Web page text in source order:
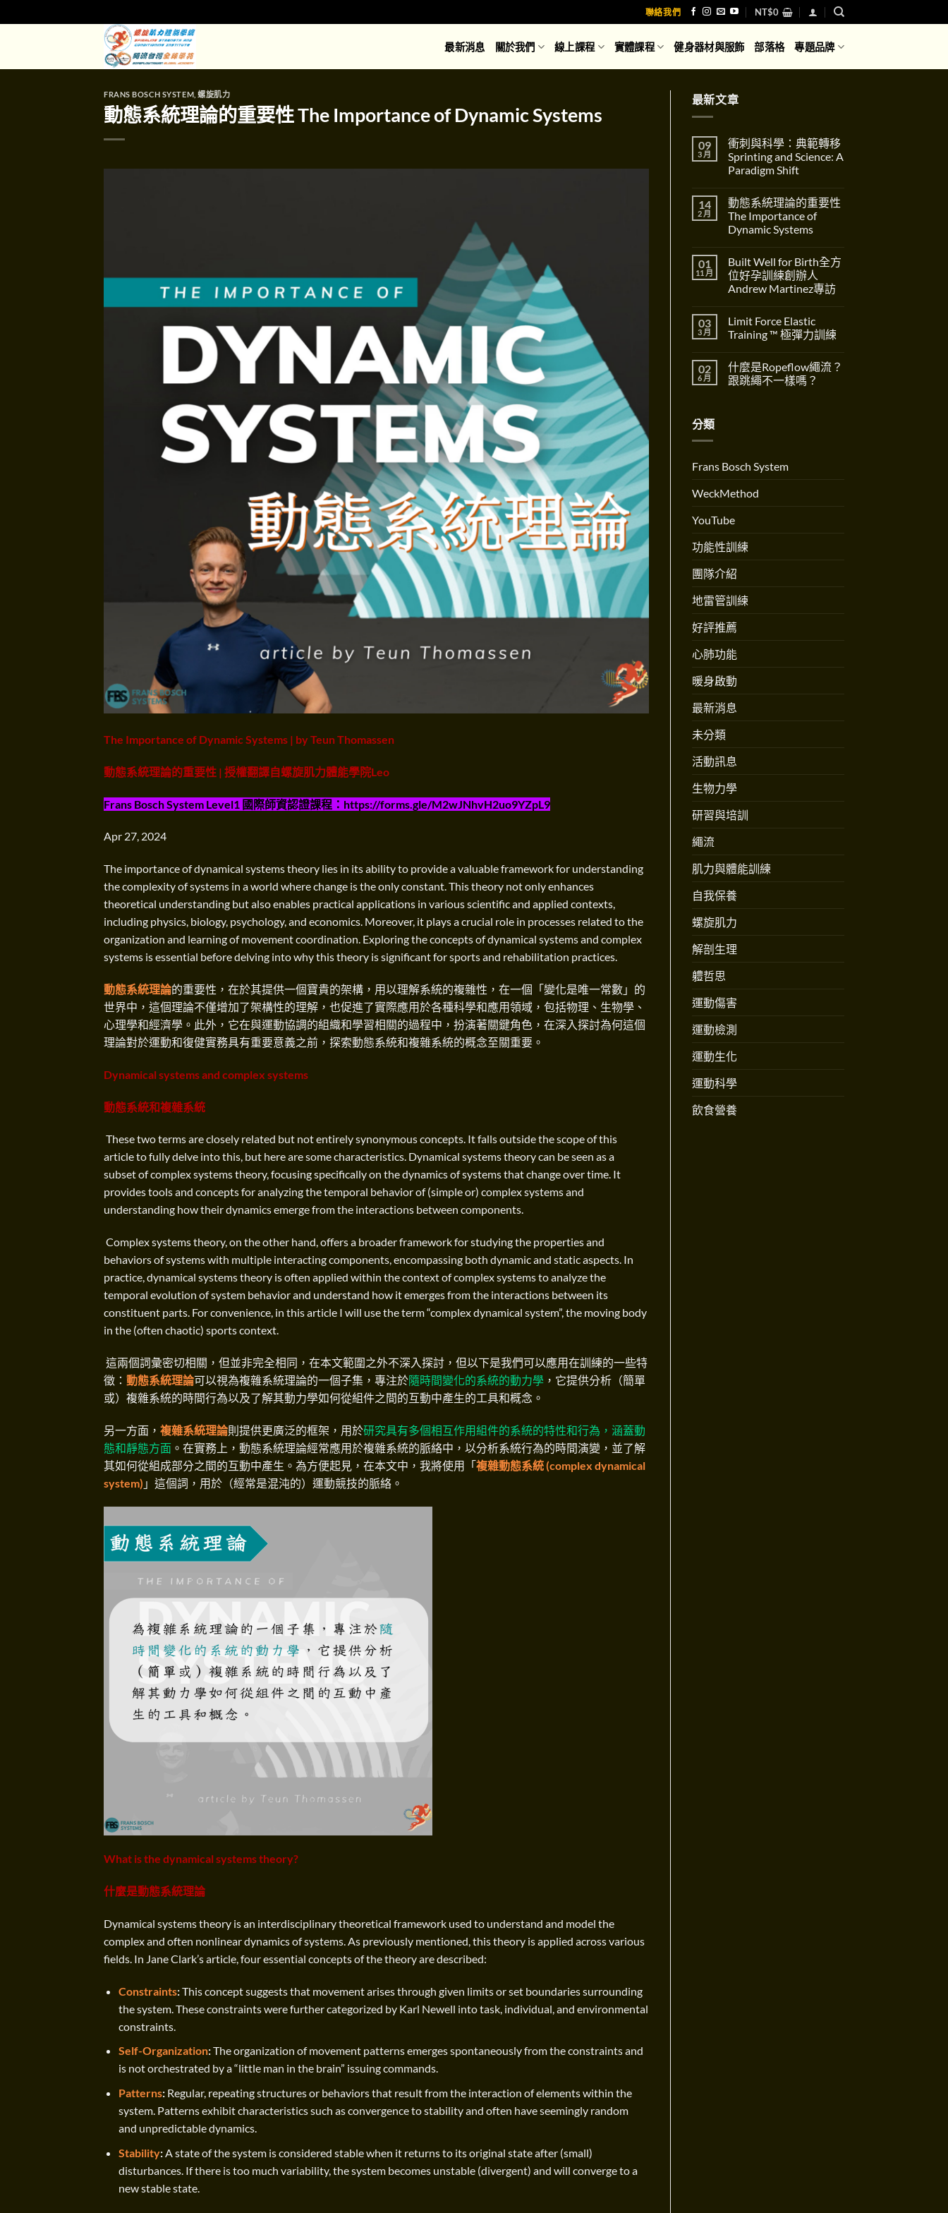
to
聯絡我們 NT$0
最新消息 關於我們 線上課程 實體課程 健身器材與服飾 部落格 專題品牌
FRANS BOSCH SYSTEM ,螺旋肌力
動態系統理論的重要性 The Importance of Dynamic Systems
The Importance of Dynamic Systems | by Teun Thomassen
動態系統理論的重要性 | 授權翻譯自螺旋肌力體能學院Leo
Frans Bosch System Level1 國際師資認證課程：https://forms.gle/M2wJNhvH2uo9YZpL9
Apr 27, 2024
The importance of dynamical systems theory lies in its ability to provide a valuable framework for understanding
the complexity of systems in a world where change is the only constant. This theory not only enhances
theoretical understanding but also enables practical applications in various scientific and applied contexts,
including physics, biology, psychology, and economics. Moreover, it plays a crucial role in processes related to the
organization and learning of movement coordination. Exploring the concepts of dynamical systems and complex
systems is essential before delving into why this theory is significant for sports and rehabilitation practices.
動態系統理論的重要性，在於其提供一個寶貴的架構，用以理解系統的複雜性，在一個「變化是唯一常數」的
世界中，這個理論不僅增加了架構性的理解，也促進了實際應用於各種科學和應用領域，包括物理、生物學、
心理學和經濟學。此外，它在與運動協調的組織和學習相關的過程中，扮演著關鍵角色，在深入探討為何這個
理論對於運動和復健實務具有重要意義之前，探索動態系統和複雜系統的概念至關重要。
Dynamical systems and complex systems
動態系統和複雜系統
These two terms are closely related but not entirely synonymous concepts. It falls outside the scope of this
article to fully delve into this, but here are some characteristics. Dynamical systems theory can be seen as a
subset of complex systems theory, focusing specifically on the dynamics of systems that change over time. It
provides tools and concepts for analyzing the temporal behavior of (simple or) complex systems and
understanding how their dynamics emerge from the interactions between components.
Complex systems theory, on the other hand, offers a broader framework for studying the properties and
behaviors of systems with multiple interacting components, encompassing both dynamic and static aspects. In
practice, dynamical systems theory is often applied within the context of complex systems to analyze the
temporal evolution of system behavior and understand how it emerges from the interactions between its
constituent parts. For convenience, in this article I will use the term “complex dynamical system”, the moving body
in the (often chaotic) sports context.
這兩個詞彙密切相關，但並非完全相同，在本文範圍之外不深入探討，但以下是我們可以應用在訓練的一些特
徵： 動態系統理論可以視為複雜系統理論的一個子集，專注於隨時間變化的系統的動力學 ，它提供分析（簡單
或）複雜系統的時間行為以及了解其動力學如何從組件之間的互動中產生的工具和概念。
另一方面， 複雜系統理論則提供更廣泛的框架，用於研究具有多個相互作用組件的系統的特性和行為，涵蓋動
態和靜態方面 。在實務上，動態系統理論經常應用於複雜系統的脈絡中，以分析系統行為的時間演變，並了解
其如何從組成部分之間的互動中產生。為方便起見，在本文中，我將使用「複雜動態系統 (complex dynamical
system) 」這個詞，用於（經常是混沌的）運動競技的脈絡。
What is the dynamical systems theory?
什麼是動態系統理論
Dynamical systems theory is an interdisciplinary theoretical framework used to understand and model the
complex and often nonlinear dynamics of systems. As previously mentioned, this theory is applied across various
fields. In Jane Clark’s article, four essential concepts of the theory are described:
Constraints:This concept suggests that movement arises through given limits or set boundaries surrounding
the system. These constraints were further categorized by Karl Newell into task, individual, and environmental
constraints.
Self-Organization:The organization of movement patterns emerges spontaneously from the constraints and
is not orchestrated by a “little man in the brain” issuing commands.
Patterns: Regular, repeating structures or behaviors that result from the interaction of elements within the
system. Patterns exhibit characteristics such as convergence to stability and often have seemingly random
and unpredictable dynamics.
Stability:A state of the system is considered stable when it returns to its original state after (small)
disturbances. If there is too much variability, the system becomes unstable (divergent) and will converge to a
new stable state.
最新文章
09
3 月
衝刺與科學：典範轉移
Sprinting and Science: A
Paradigm Shift
刺
與
科
學：
轉
移
Sprinting
and
Science:
Shift〉
中
留
言
14
2 月
動態系統理論的重要性
The Importance of
Dynamic Systems
態
系
統
理
重
要
性
of
Dynamic
Systems〉
留
言
01
11 月
Built Well for Birth全方
位好孕訓練創辦人
Andrew Martinez專訪
Well
for
Birth
位
好
孕
訪〉
留
言
03
3 月
Limit Force Elastic
Training ™ 極彈力訓練
Force
Elastic
Training
留
言
02
6 月
什麼是Ropeflow繩流？
跟跳繩不一樣嗎？
跳
一
中
分類
Frans Bosch System
WeckMethod
YouTube
功能性訓練
團隊介紹
地雷管訓練
好評推薦
心肺功能
暖身啟動
最新消息
未分類
活動訊息
生物力學
研習與培訓
繩流
肌力與體能訓練
自我保養
螺旋肌力
解剖生理
軆哲思
運動傷害
運動檢測
運動生化
運動科學
飲食營養